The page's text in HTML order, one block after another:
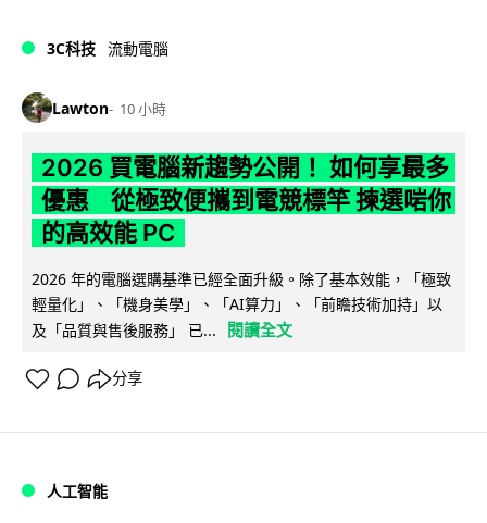
3C科技 流動電腦
Lawton 10 小時
2026 買電腦新趨勢公開！ 如何享最多
優惠 從極致便攜到電競標竿 揀選啱你
的高效能 PC
2026 年的電腦選購基準已經全面升級。除了基本效能，「極致
輕量化」、「機身美學」、「AI算力」、「前瞻技術加持」以
及「品質與售後服務」 已...
閱讀全文
分享
人工智能